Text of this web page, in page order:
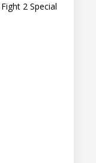
2 Special